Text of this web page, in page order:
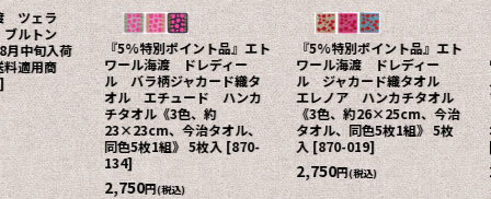
『5%特別ポイント品』エト
ワール海渡 ドレディー
ル ジャカード織タオル
エレノア ハンカチタオル
《3色、約26×25cm、今治
タオル、同色5枚1組》 5枚
入
870-019 ]
2,750 円(税込)
『5%特別ポイント品』エト
ワール海渡 ドレディー
ル ジャカード織タオル
フォルテ ハンカチタオル
《4色、25x25cm、今治タ
オル、同色5枚1組》 5枚入
[870-104
2,750 (税込)
『5%特別ポ
庫限り】エ
ドレディール
織タオル レ
カチタオル《
26x24cm、今
色5枚1組》 5
370 ]
2,750 円 (税込)